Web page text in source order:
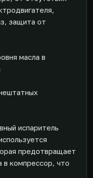
защита от
масла в
испаритель
предотвращает
в компрессор, что